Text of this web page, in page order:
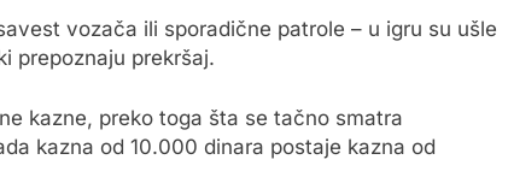
vozača ili sporadične patrole – u igru su ušle
prepoznaju prekršaj.
kazne, preko toga šta se tačno smatra
kazna od 10.000 dinara postaje kazna od